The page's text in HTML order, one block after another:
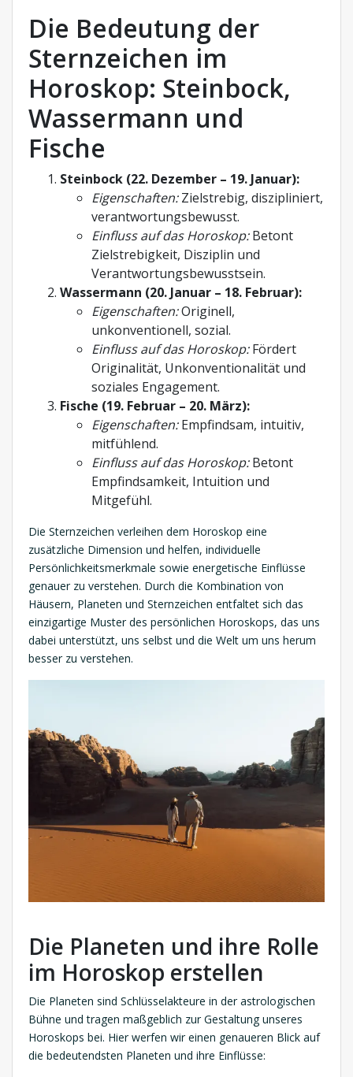
Die Bedeutung der
Sternzeichen im
Horoskop: Steinbock,
Wassermann und
Fische
Steinbock (22. Dezember – 19. Januar):
Eigenschaften:Zielstrebig, diszipliniert,
verantwortungsbewusst.
Einfluss auf das Horoskop:Betont
Zielstrebigkeit, Disziplin und
Verantwortungsbewusstsein.
Wassermann (20. Januar – 18. Februar):
Eigenschaften:Originell,
unkonventionell, sozial.
Einfluss auf das Horoskop:Fördert
Originalität, Unkonventionalität und
soziales Engagement.
Fische (19. Februar – 20. März):
Eigenschaften:Empfindsam, intuitiv,
mitfühlend.
Einfluss auf das Horoskop:Betont
Empfindsamkeit, Intuition und
Mitgefühl.
Die Sternzeichen verleihen dem Horoskop eine
zusätzliche Dimension und helfen, individuelle
Persönlichkeitsmerkmale sowie energetische Einflüsse
genauer zu verstehen. Durch die Kombination von
Häusern, Planeten und Sternzeichen entfaltet sich das
einzigartige Muster des persönlichen Horoskops, das uns
dabei unterstützt, uns selbst und die Welt um uns herum
besser zu verstehen.
Die Planeten und ihre Rolle
im Horoskop erstellen
Die Planeten sind Schlüsselakteure in der astrologischen
Bühne und tragen maßgeblich zur Gestaltung unseres
Horoskops bei. Hier werfen wir einen genaueren Blick auf
die bedeutendsten Planeten und ihre Einflüsse: